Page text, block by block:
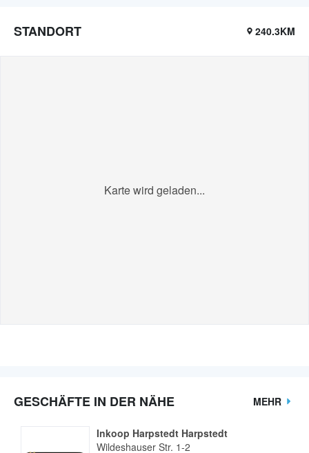
STANDORT 240.3KM
Karte wird geladen...
GESCHÄFTE IN DER NÄHE MEHR
Inkoop Harpstedt Harpstedt
Wildeshauser Str. 1-2